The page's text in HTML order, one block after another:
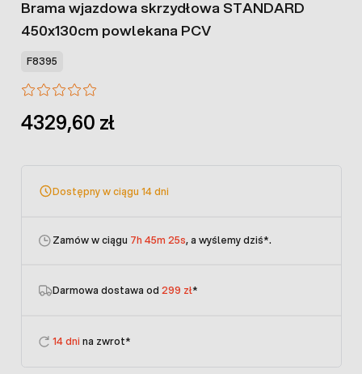
Brama wjazdowa skrzydłowa STANDARD
450x130cm powlekana PCV
F8395
4329,60 zł
Dostępny w ciągu 14 dni
Zamów w ciągu 7h 45m 25s, a wyślemy dziś*.
Darmowa dostawa od 299 zł*
14 dni na zwrot*